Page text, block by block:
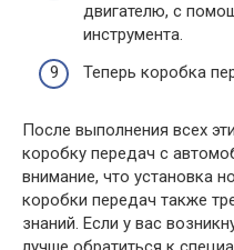
двигателю, с
инструмента.
Теперь коробка
После выполнения всех
коробку передач с
внимание, что установка
коробки передач также
знаний. Если у вас